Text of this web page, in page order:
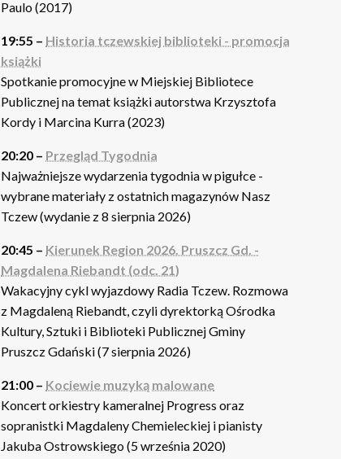
Paulo (2017)
19:55 – Historia tczewskiej biblioteki - promocja
książki
Spotkanie promocyjne w Miejskiej Bibliotece
Publicznej na temat książki autorstwa Krzysztofa
Kordy i Marcina Kurra (2023)
20:20 – Przegląd Tygodnia
Najważniejsze wydarzenia tygodnia w pigułce -
wybrane materiały z ostatnich magazynów Nasz
Tczew (wydanie z 8 sierpnia 2026)
20:45 – Kierunek Region 2026. Pruszcz Gd. -
Magdalena Riebandt (odc. 21)
Wakacyjny cykl wyjazdowy Radia Tczew. Rozmowa
z Magdaleną Riebandt, czyli dyrektorką Ośrodka
Kultury, Sztuki i Biblioteki Publicznej Gminy
Pruszcz Gdański (7 sierpnia 2026)
21:00 – Kociewie muzyką malowane
Koncert orkiestry kameralnej Progress oraz
sopranistki Magdaleny Chemieleckiej i pianisty
Jakuba Ostrowskiego (5 września 2020)